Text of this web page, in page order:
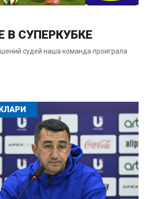
В СУПЕРКУБКЕ
судей наша команда проиграла